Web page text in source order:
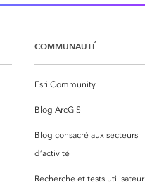
COMMUNAUTÉ
Esri Community
Blog ArcGIS
Blog consacré aux secteurs
d’activité
Recherche et tests utilisateur